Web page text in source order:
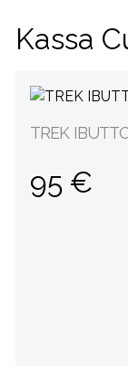
Kassa
TREK
95 €